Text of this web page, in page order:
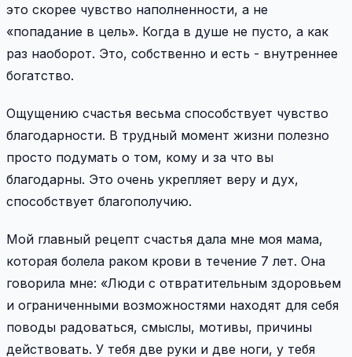
это скорее чувство наполненности, а не
«попадание в цель». Когда в душе не пусто, а как
раз наоборот. Это, собственно и есть - внутреннее
богатство.
Ощущению счастья весьма способствует чувство
благодарности. В трудный момент жизни полезно
просто подумать о том, кому и за что вы
благодарны. Это очень укрепляет веру и дух,
способствует благополучию.
Мой главный рецепт счастья дала мне моя мама,
которая болела раком крови в течение 7 лет. Она
говорила мне: «Люди с отвратительным здоровьем
и ограниченными возможностями находят для себя
поводы радоваться, смыслы, мотивы, причины
действовать. У тебя две руки и две ноги, у тебя